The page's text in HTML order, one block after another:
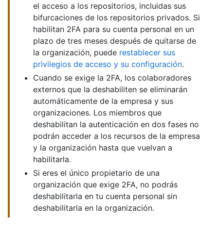
el acceso a los repositorios, incluidas sus
bifurcaciones de los repositorios privados. Si
habilitan 2FA para su cuenta personal en un
plazo de tres meses después de quitarse de
la organización, puede restablecer sus
privilegios de acceso y su configuración.
Cuando se exige la 2FA, los colaboradores
externos que la deshabiliten se eliminarán
automáticamente de la empresa y sus
organizaciones. Los miembros que
deshabilitan la autenticación en dos fases no
podrán acceder a los recursos de la empresa
y la organización hasta que vuelvan a
habilitarla.
Si eres el único propietario de una
organización que exige 2FA, no podrás
deshabilitarla en tu cuenta personal sin
deshabilitarla en la organización.